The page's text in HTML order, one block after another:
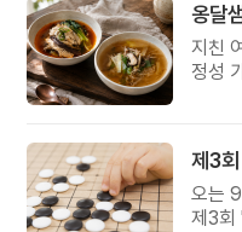
옹달
지친
정성
오는
제3회